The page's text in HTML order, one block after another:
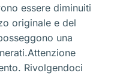
essere diminuiti
originale e del
una
Rivolgendoci